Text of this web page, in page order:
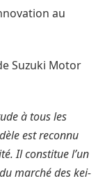
au
Suzuki Motor
à tous les
est reconnu
Il constitue l’un
marché des kei-